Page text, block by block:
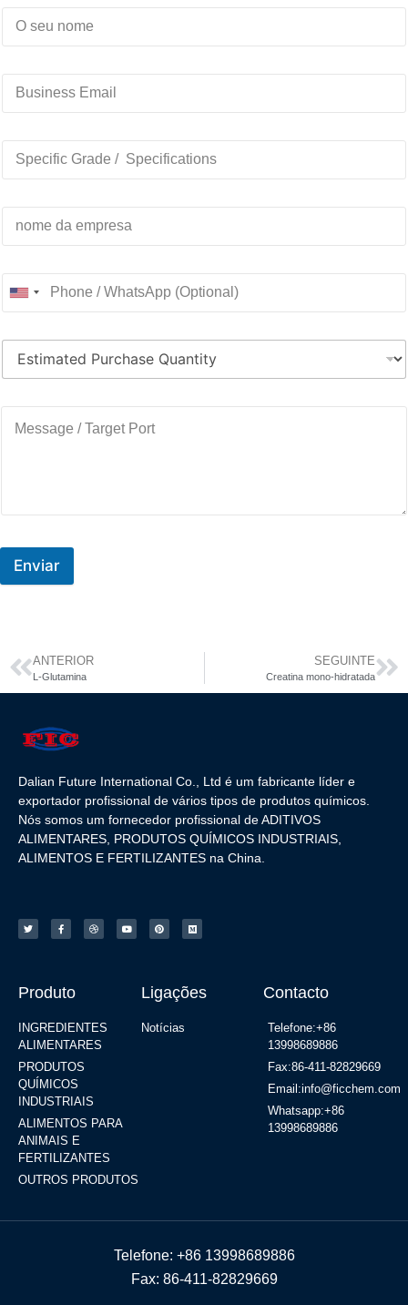
Enviar
ANTERIOR
L-Glutamina
SEGUINTE
Creatina mono-hidratada
Dalian Future International Co., Ltd é um fabricante líder e
exportador profissional de vários tipos de produtos químicos.
Nós somos um fornecedor profissional de ADITIVOS
ALIMENTARES, PRODUTOS QUÍMICOS INDUSTRIAIS,
ALIMENTOS E FERTILIZANTES na China.
Produto
INGREDIENTES
ALIMENTARES
PRODUTOS
QUÍMICOS
INDUSTRIAIS
ALIMENTOS PARA
ANIMAIS E
FERTILIZANTES
OUTROS PRODUTOS
Ligações
Notícias
Contacto
Telefone:+86
13998689886
Fax:86-411-82829669
Email:info@ficchem.com
Whatsapp:+86
13998689886
Telefone: +86 13998689886
Fax: 86-411-82829669